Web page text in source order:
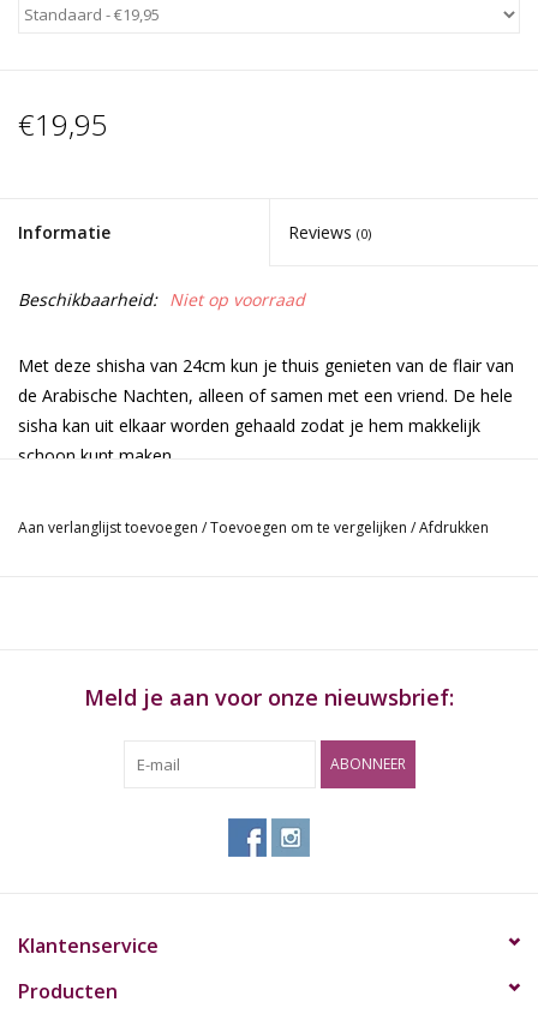
€19,95
Informatie Reviews (0)
Beschikbaarheid: Niet op voorraad
Met deze shisha van 24cm kun je thuis genieten van de flair van
de Arabische Nachten, alleen of samen met een vriend. De hele
sisha kan uit elkaar worden gehaald zodat je hem makkelijk
schoon kunt maken.
Aan verlanglijst toevoegen /Toevoegen om te vergelijken /Afdrukken
Meld je aan voor onze nieuwsbrief:
ABONNEER
Klantenservice
Producten